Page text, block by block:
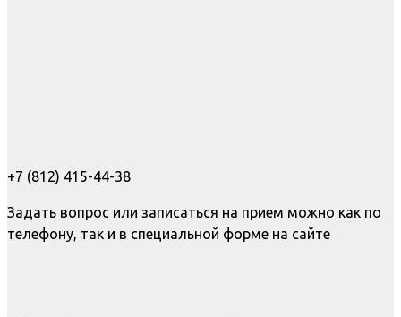
+7 (812) 415-44-38
Задать вопрос или записаться на прием можно как по
телефону, так и в специальной форме на сайте